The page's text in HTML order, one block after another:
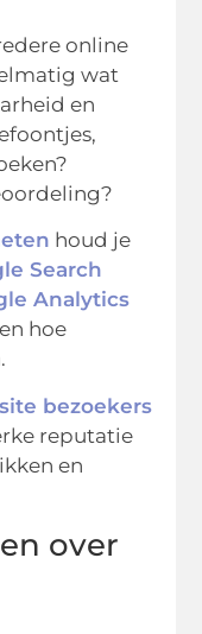
online
wat
en
houd je
Search
Analytics
hoe
bezoekers
reputatie
en
over